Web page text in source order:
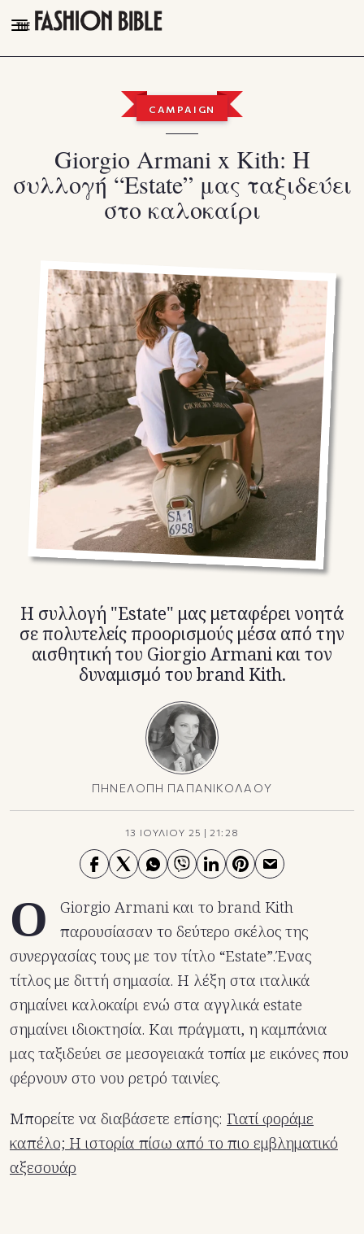
THE FASHION BIBLE
TALK OF THE TOWN
PLEASURES
Facebook
Instagram
Youtube
TikTok
X(Twitter)
CAMPAIGN
Giorgio Armani x Kith: Η
συλλογή “Estate” μας ταξιδεύει
στο καλοκαίρι
H συλλογή "Estate" μας μεταφέρει νοητά
σε πολυτελείς προορισμούς μέσα από την
αισθητική του Giorgio Armani και τον
δυναμισμό του brand Kith.
ΠΗΝΕΛΟΠΗ ΠΑΠΑΝΙΚΟΛΑΟΥ
13 ΙΟΥΛΙΟΥ 25 | 21:28
Ο
Giorgio Armani και το brand Kith
παρουσίασαν το δεύτερο σκέλος της
συνεργασίας τους με τον τίτλο “Estate”.Ένας
τίτλος με διττή σημασία. Η λέξη στα ιταλικά
σημαίνει καλοκαίρι ενώ στα αγγλικά estate
σημαίνει ιδιοκτησία. Και πράγματι, η καμπάνια
μας ταξιδεύει σε μεσογειακά τοπία με εικόνες που
φέρνουν στο νου ρετρό ταινίες.
Μπορείτε να διαβάσετε επίσης: Γιατί φοράμε
καπέλο; Η ιστορία πίσω από το πιο εμβληματικό
αξεσουάρ